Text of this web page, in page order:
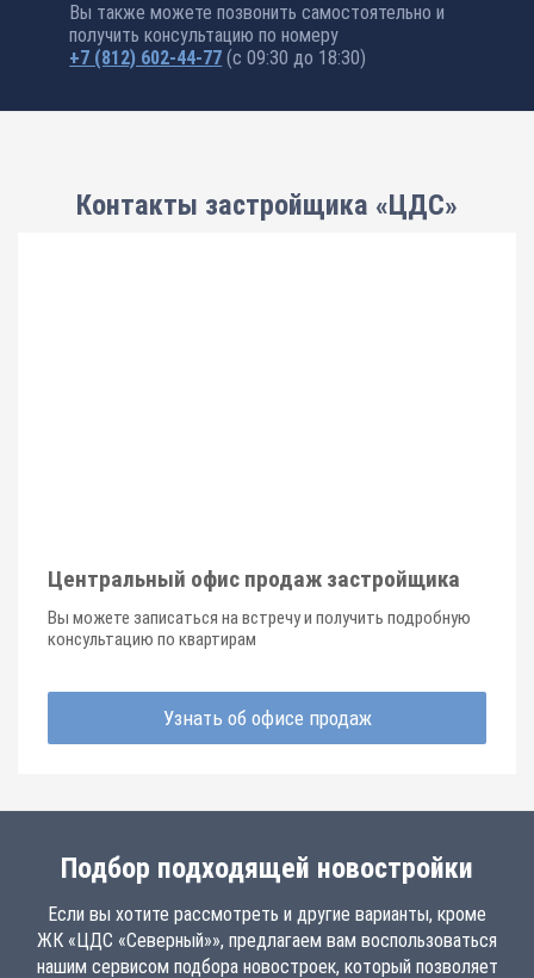
Вы также можете позвонить самостоятельно и
получить консультацию по номеру
+7 (812) 602-44-77 (с 09:30 до 18:30)
Контакты застройщика «ЦДС»
Центральный офис продаж застройщика
Вы можете записаться на встречу и получить подробную
консультацию по квартирам
Узнать об офисе продаж
Подбор подходящей новостройки
Если вы хотите рассмотреть и другие варианты, кроме
ЖК «ЦДС «Северный»», предлагаем вам воспользоваться
нашим сервисом подбора новостроек, который позволяет